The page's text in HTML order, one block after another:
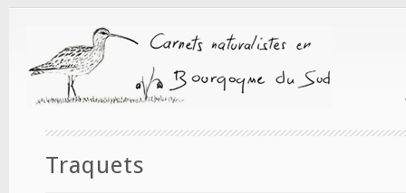
Traquets